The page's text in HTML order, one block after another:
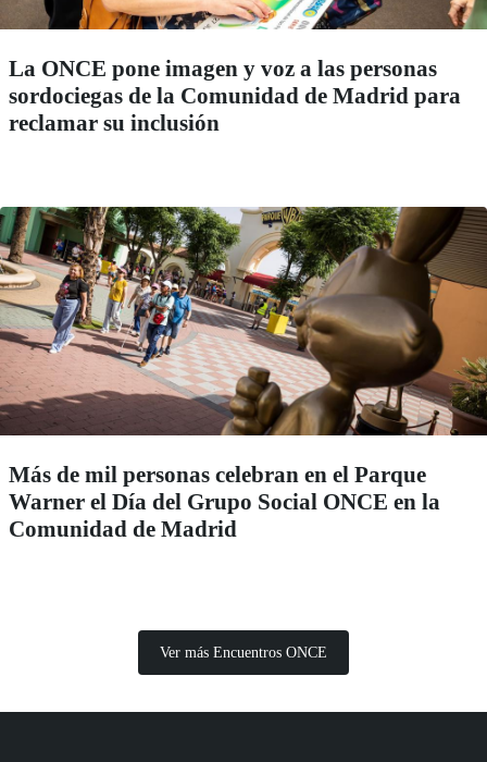
La ONCE pone imagen y voz a las personas
sordociegas de la Comunidad de Madrid para
reclamar su inclusión
Más de mil personas celebran en el Parque
Warner el Día del Grupo Social ONCE en la
Comunidad de Madrid
Ver más Encuentros ONCE